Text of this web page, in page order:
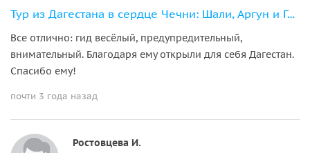
Тур из Дагестана в сердце Чечни: Шали, Аргун и Грозный
Все отлично: гид весёлый, предупредительный,
внимательный. Благодаря ему открыли для себя Дагестан.
Спасибо ему!
почти 3 года назад
Ростовцева И.